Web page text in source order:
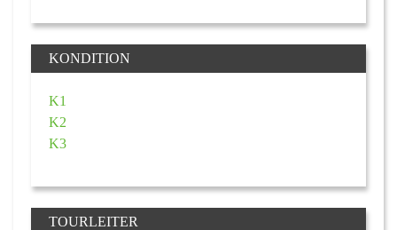
KONDITION
K1
K2
K3
TOURLEITER